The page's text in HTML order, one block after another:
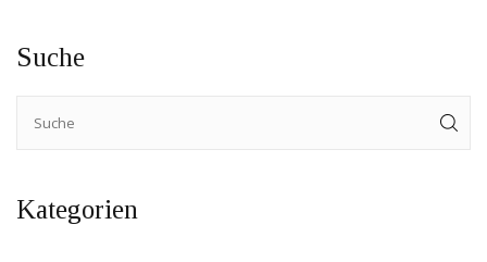
Suche
Kategorien